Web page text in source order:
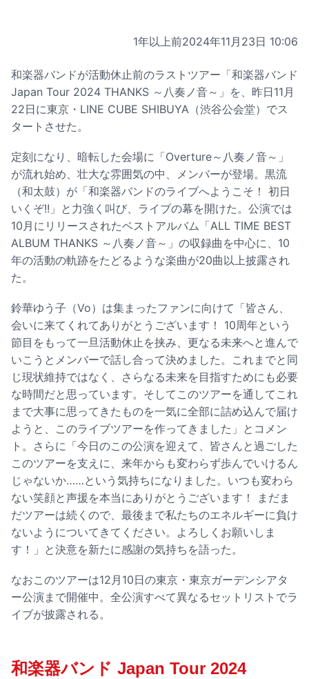
1年以上前2024年11月23日 10:06
和楽器バンドが活動休止前のラストツアー「和楽器バンド
Japan Tour 2024 THANKS ～八奏ノ音～」を、昨日11月
22日に東京・LINE CUBE SHIBUYA（渋谷公会堂）でス
タートさせた。
定刻になり、暗転した会場に「Overture～八奏ノ音～」
が流れ始め、壮大な雰囲気の中、メンバーが登場。黒流
（和太鼓）が「和楽器バンドのライブへようこそ！ 初日
いくぞ!!」と力強く叫び、ライブの幕を開けた。公演では
10月にリリースされたベストアルバム「ALL TIME BEST
ALBUM THANKS ～八奏ノ音～」の収録曲を中心に、10
年の活動の軌跡をたどるような楽曲が20曲以上披露され
た。
鈴華ゆう子（Vo）は集まったファンに向けて「皆さん、
会いに来てくれてありがとうございます！ 10周年という
節目をもって一旦活動休止を挟み、更なる未来へと進んで
いこうとメンバーで話し合って決めました。これまでと同
じ現状維持ではなく、さらなる未来を目指すためにも必要
な時間だと思っています。そしてこのツアーを通してこれ
まで大事に思ってきたものを一気に全部に詰め込んで届け
ようと、このライブツアーを作ってきました」とコメン
ト。さらに「今日のこの公演を迎えて、皆さんと過ごした
このツアーを支えに、来年からも変わらず歩んでいけるん
じゃないか……という気持ちになりました。いつも変わら
ない笑顔と声援を本当にありがとうございます！ まだま
だツアーは続くので、最後まで私たちのエネルギーに負け
ないようについてきてください。よろしくお願いしま
す！」と決意を新たに感謝の気持ちを語った。
なおこのツアーは12月10日の東京・東京ガーデンシアタ
ー公演まで開催中。全公演すべて異なるセットリストでラ
イブが披露される。
和楽器バンド Japan Tour 2024